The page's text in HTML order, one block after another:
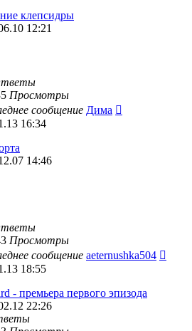
клепсидры
12:21
Просмотры
сообщение Дима
16:34
14:46
Просмотры
сообщение aeternushka504
18:55
- премьера первого эпизода
22:26